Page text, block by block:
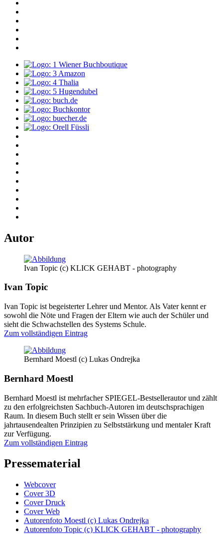
Autor
Ivan Topic (c) KLICK GEHABT - photography
Ivan Topic
Ivan Topic ist begeisterter Lehrer und Mentor. Als Vater kennt er
sowohl die Nöte und Fragen der Eltern wie auch der Schüler und
sieht die Schwachstellen des Systems Schule.
Zum vollständigen Eintrag
Bernhard Moestl (c) Lukas Ondrejka
Bernhard Moestl
Bernhard Moestl ist mehrfacher SPIEGEL-Bestsellerautor und zählt
zu den erfolgreichsten Sachbuch-Autoren im deutschsprachigen
Raum. In diesem Buch stellt er sein Wissen über die
jahrtausendealten Prinzipien zu Selbststärkung und mentaler Kraft
zur Verfügung.
Zum vollständigen Eintrag
Pressematerial
Webcover
Cover 3D
Cover Druck
Cover Web
Autorenfoto Moestl (c) Lukas Ondrejka
Autorenfoto Topic (c) KLICK GEHABT - photography